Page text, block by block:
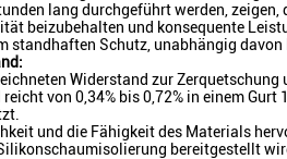
lang durchgeführt werden,
beizubehalten und konsequente
standhaften Schutz, unabhängig
Widerstand zur
von 0,34% bis 0,72% in einem
und die Fähigkeit des Materials
bereitgestellt